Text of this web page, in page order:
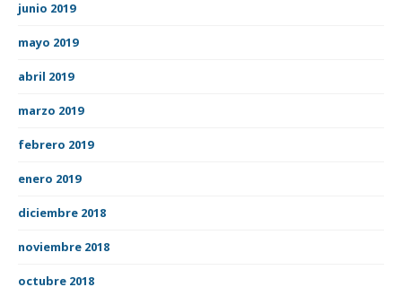
junio 2019
mayo 2019
abril 2019
marzo 2019
febrero 2019
enero 2019
diciembre 2018
noviembre 2018
octubre 2018